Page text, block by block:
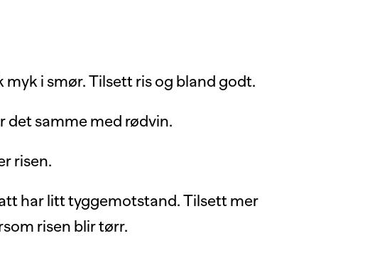
i smør. Tilsett ris og bland godt.
det samme med rødvin.
risen.
har litt tyggemotstand. Tilsett mer
risen blir tørr.